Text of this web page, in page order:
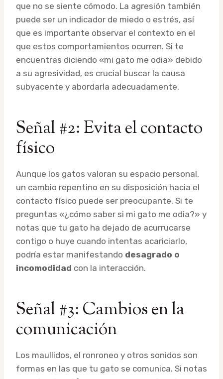
que no se siente cómodo. La agresión también
puede ser un indicador de miedo o estrés, así
que es importante observar el contexto en el
que estos comportamientos ocurren. Si te
encuentras diciendo «mi gato me odia» debido
a su agresividad, es crucial buscar la causa
subyacente y abordarla adecuadamente.
Señal #2: Evita el contacto
físico
Aunque los gatos valoran su espacio personal,
un cambio repentino en su disposición hacia el
contacto físico puede ser preocupante. Si te
preguntas «¿cómo saber si mi gato me odia?» y
notas que tu gato ha dejado de acurrucarse
contigo o huye cuando intentas acariciarlo,
podría estar manifestando desagrado o
incomodidad con la interacción.
Señal #3: Cambios en la
comunicación
Los maullidos, el ronroneo y otros sonidos son
formas en las que tu gato se comunica. Si notas